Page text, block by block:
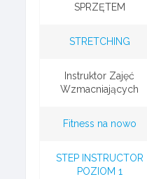
SPRZĘTEM
STRETCHING
Instruktor Zajęć
Wzmacniających
Fitness na nowo
STEP INSTRUCTOR
POZIOM 1